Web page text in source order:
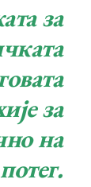
за
за
на